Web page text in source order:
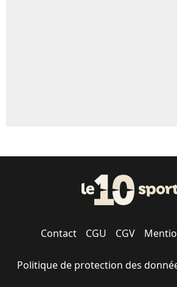
Contact CGU CGV
Politique de protection des